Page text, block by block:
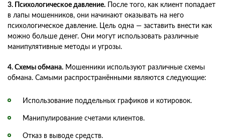
3. Психологическое давление. После того, как клиент попадает
в лапы мошенников, они начинают оказывать на него
психологическое давление. Цель одна — заставить внести как
можно больше денег. Они могут использовать различные
манипулятивные методы и угрозы.
4. Схемы обмана. Мошенники используют различные схемы
обмана. Самыми распространёнными являются следующие:
Использование поддельных графиков и котировок.
Манипулирование счетами клиентов.
Отказ в выводе средств.